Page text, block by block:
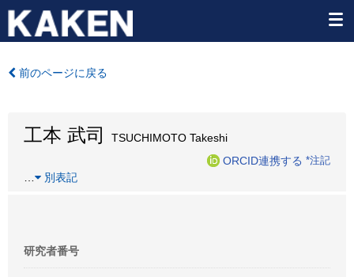
前のページに戻る
工本 武司
TSUCHIMOTO Takeshi
ORCID連携する *注記
別表記
研究者番号